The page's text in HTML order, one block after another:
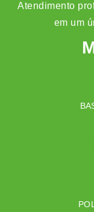
Atendimento
em um